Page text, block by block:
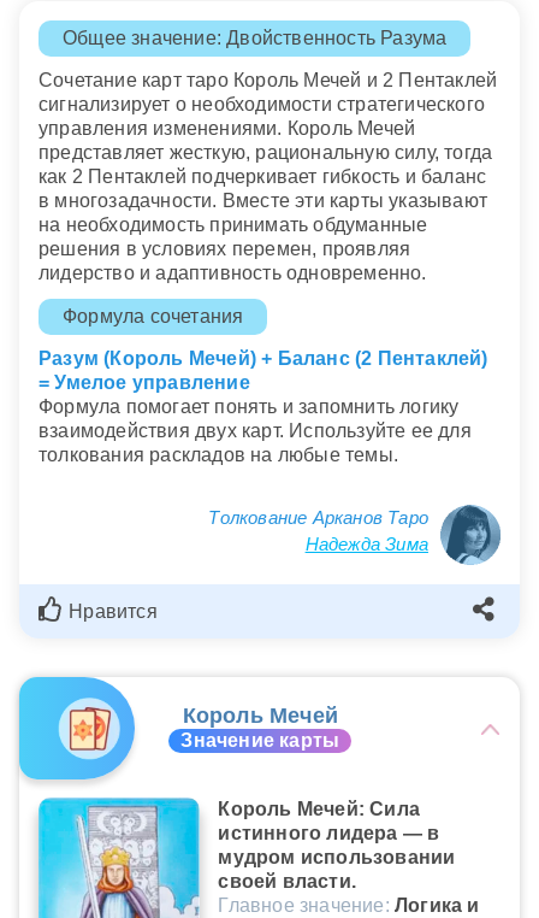
Общее значение: Двойственность Разума
Сочетание карт таро Король Мечей и 2 Пентаклей
сигнализирует о необходимости стратегического
управления изменениями. Король Мечей
представляет жесткую, рациональную силу, тогда
как 2 Пентаклей подчеркивает гибкость и баланс
в многозадачности. Вместе эти карты указывают
на необходимость принимать обдуманные
решения в условиях перемен, проявляя
лидерство и адаптивность одновременно.
Формула сочетания
Разум (Король Мечей) + Баланс (2 Пентаклей)
= Умелое управление
Формула помогает понять и запомнить логику
взаимодействия двух карт. Используйте ее для
толкования раскладов на любые темы.
Толкование Арканов Таро
Надежда Зима
Нравится
Король Мечей
Значение карты
Король Мечей: Сила
истинного лидера — в
мудром использовании
своей власти.
Главное значение: Логика и